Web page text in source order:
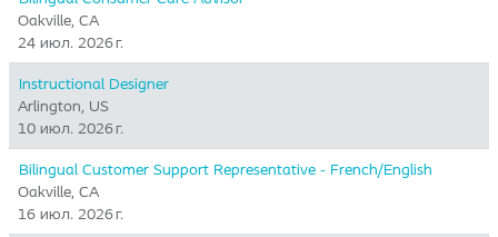
Oakville, CA
24 июл. 2026 г.
Instructional Designer
Arlington, US
10 июл. 2026 г.
Bilingual Customer Support Representative - French/English
Oakville, CA
16 июл. 2026 г.